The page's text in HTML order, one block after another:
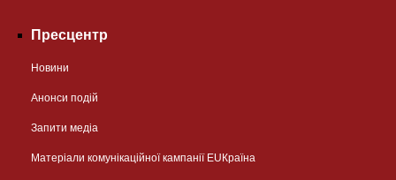
Пресцентр
Новини
Анонси подій
Запити медіа
Матеріали комунікаційної кампанії EUКраїна